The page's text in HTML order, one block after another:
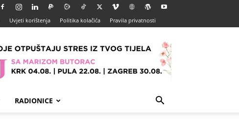
Uvjeti korištenja Politika kolačića Pravila privatnosti
RADIONICE